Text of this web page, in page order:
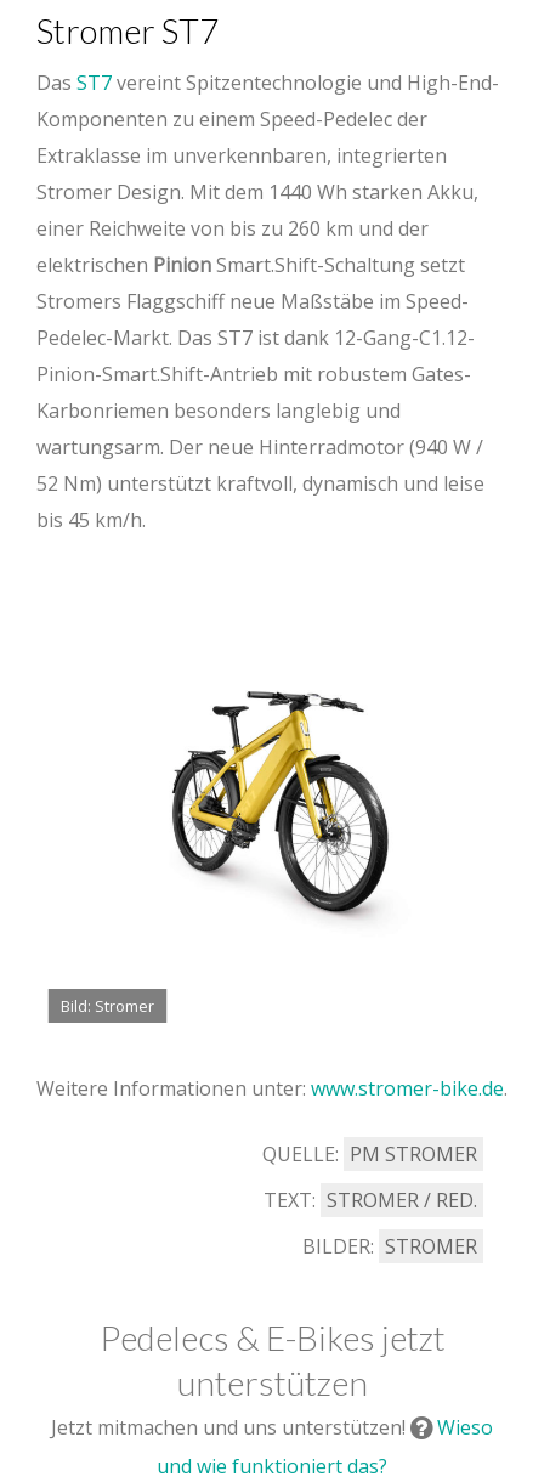
Stromer ST7
Das ST7vereint Spitzentechnologie und High-End-
Komponenten zu einem Speed-Pedelec der
Extraklasse im unverkennbaren, integrierten
Stromer Design. Mit dem 1440 Wh starken Akku,
einer Reichweite von bis zu 260 km und der
elektrischen PinionSmart.Shift-Schaltung setzt
Stromers Flaggschiff neue Maßstäbe im Speed-
Pedelec-Markt. Das ST7 ist dank 12-Gang-C1.12-
Pinion-Smart.Shift-Antrieb mit robustem Gates-
Karbonriemen besonders langlebig und
wartungsarm. Der neue Hinterradmotor (940 W /
52 Nm) unterstützt kraftvoll, dynamisch und leise
bis 45 km/h.
Bild: Stromer
Weitere Informationen unter: www.stromer-bike.de.
QUELLE: PM STROMER
TEXT: STROMER / RED.
BILDER: STROMER
Pedelecs & E-Bikes jetzt
unterstützen
Jetzt mitmachen und uns unterstützen!
Wieso
und wie funktioniert das?